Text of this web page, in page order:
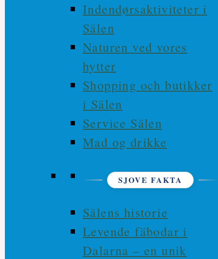
Indendørsaktiviteter i
Sälen
Naturen ved vores
hytter
Shopping och butikker
i Sälen
Service Sälen
Mad og drikke
SJOVE FAKTA
Sälens historie
Levende fäbodar i
Dalarna – en unik